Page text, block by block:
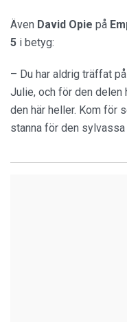
Även David Opie på
5 i betyg:
– Du har aldrig träffat
Julie, och för den delen
den här heller. Kom för
stanna för den